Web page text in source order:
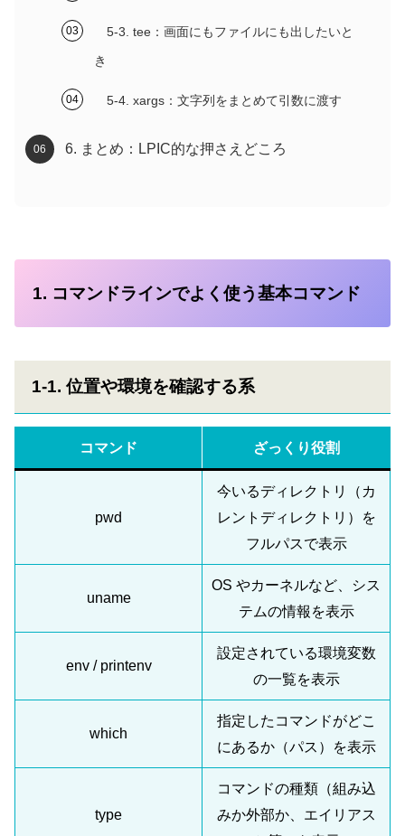
5-3. tee：画面にもファイルにも出したいと
き
5-4. xargs：文字列をまとめて引数に渡す
6. まとめ：LPIC的な押さえどころ
1. コマンドラインでよく使う基本コマンド
1-1. 位置や環境を確認する系
コマンド ざっくり役割
pwd
今いるディレクトリ（カ
レントディレクトリ）を
フルパスで表示
uname
OS やカーネルなど、シス
テムの情報を表示
env / printenv
設定されている環境変数
の一覧を表示
which
指定したコマンドがどこ
にあるか（パス）を表示
type
コマンドの種類（組み込
みか外部か、エイリアス